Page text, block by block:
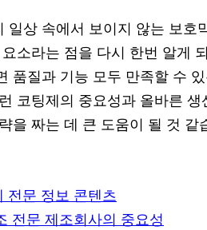
일상 속에서 보이지 않는 보호
소라는 점을 다시 한번 알게
품질과 기능 모두 만족할 수
코팅제의 중요성과 올바른
을 짜는 데 큰 도움이 될 것 같
전문 정보 콘텐츠
전문 제조회사의 중요성